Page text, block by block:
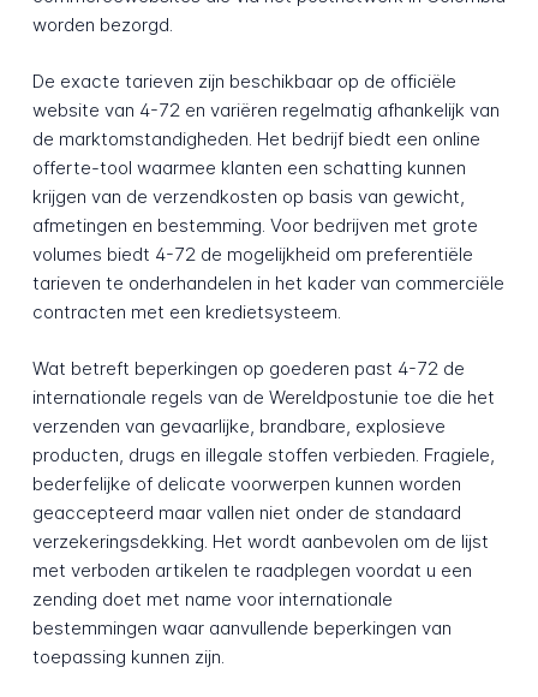
worden bezorgd.
De exacte tarieven zijn beschikbaar op de officiële
website van 4-72 en variëren regelmatig afhankelijk van
de marktomstandigheden. Het bedrijf biedt een online
offerte-tool waarmee klanten een schatting kunnen
krijgen van de verzendkosten op basis van gewicht,
afmetingen en bestemming. Voor bedrijven met grote
volumes biedt 4-72 de mogelijkheid om preferentiële
tarieven te onderhandelen in het kader van commerciële
contracten met een kredietsysteem.
Wat betreft beperkingen op goederen past 4-72 de
internationale regels van de Wereldpostunie toe die het
verzenden van gevaarlijke, brandbare, explosieve
producten, drugs en illegale stoffen verbieden. Fragiele,
bederfelijke of delicate voorwerpen kunnen worden
geaccepteerd maar vallen niet onder de standaard
verzekeringsdekking. Het wordt aanbevolen om de lijst
met verboden artikelen te raadplegen voordat u een
zending doet met name voor internationale
bestemmingen waar aanvullende beperkingen van
toepassing kunnen zijn.